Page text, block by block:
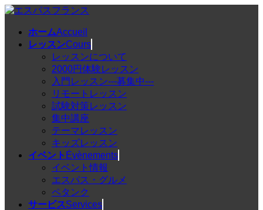
コ
ナ
ホームAccueil
レッスンCours
レッスンについて
2000円体験レッスン
入門レッスン---募集中---
リモートレッスン
試験対策レッスン
集中講座
テーマレッスン
キッズレッスン
イベント Évènements
イベント情報
エスパス・グルメ
ペタンク
サービスServices